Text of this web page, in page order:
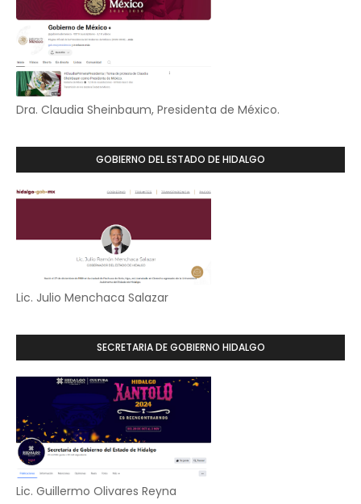
Dra. Claudia Sheinbaum, Presidenta de México.
GOBIERNO DEL ESTADO DE HIDALGO
Lic. Julio Menchaca Salazar
SECRETARIA DE GOBIERNO HIDALGO
Lic. Guillermo Olivares Reyna